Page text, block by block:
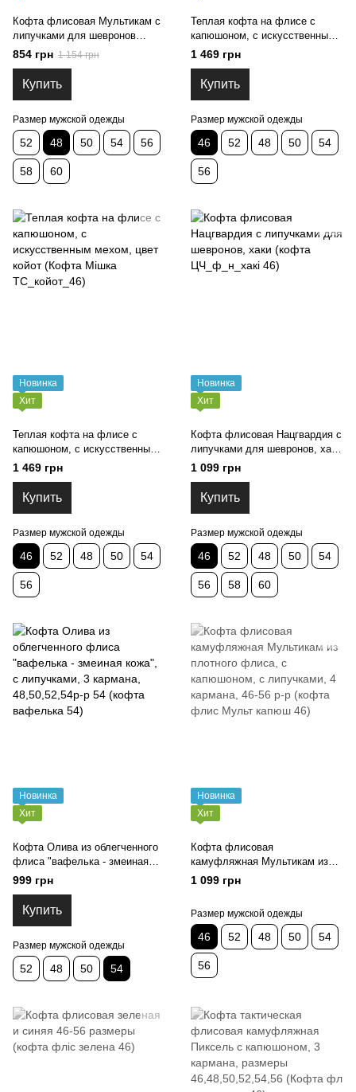
Кофта флисовая Мультикам с
липучками для шевронов
(кофта ЦЧ_флис_мульт_48)
854 грн 1 154 грн
Купить
Размер мужской одежды
52 48 50 54 56
58 60
Теплая кофта на флисе с
капюшоном, с искусственным
мехом, цвет черный (Кофта
Мішка ТС_чорн_46)
1 469 грн
Купить
Размер мужской одежды
46 52 48 50 54
56
Новинка
Хит
Теплая кофта на флисе с
капюшоном, с искусственным
мехом, цвет койот (Кофта
Мішка ТС_койот_46)
1 469 грн
Купить
Размер мужской одежды
46 52 48 50 54
56
Новинка
Хит
Кофта флисовая Нацгвардия с
липучками для шевронов, хаки
(кофта ЦЧ_ф_н_хакі 46)
1 099 грн
Купить
Размер мужской одежды
46 52 48 50 54
56 58 60
Новинка
Хит
Кофта Олива из облегченного
флиса "вафелька - змеиная
кожа", с липучками, 3 кармана,
48,50,52,54р-р 54 (кофта
вафелька 54)
999 грн
Купить
Размер мужской одежды
52 48 50 54
Новинка
Хит
Кофта флисовая
камуфляжная Мультикам из
плотного флиса, с капюшоном,
с липучками, 4 кармана, 46-56
46)
1 099 грн
Размер мужской одежды
46 52 48 50 54
56